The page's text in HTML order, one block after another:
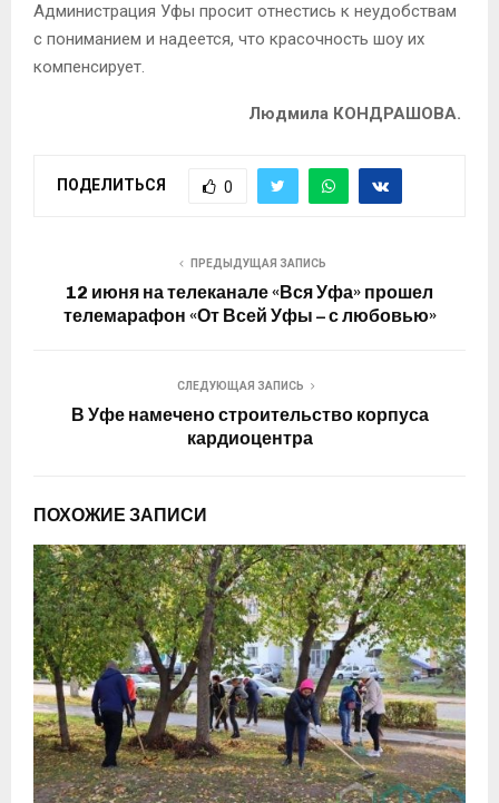
Администрация Уфы просит отнестись к неудобствам
с пониманием и надеется, что красочность шоу их
компенсирует.
Людмила КОНДРАШОВА.
ПОДЕЛИТЬСЯ 0
ПРЕДЫДУЩАЯ ЗАПИСЬ
12 июня на телеканале «Вся Уфа» прошел
телемарафон «От Всей Уфы – с любовью»
СЛЕДУЮЩАЯ ЗАПИСЬ
В Уфе намечено строительство корпуса
кардиоцентра
ПОХОЖИЕ ЗАПИСИ